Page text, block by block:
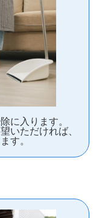
に入ります。
いただければ、
す。